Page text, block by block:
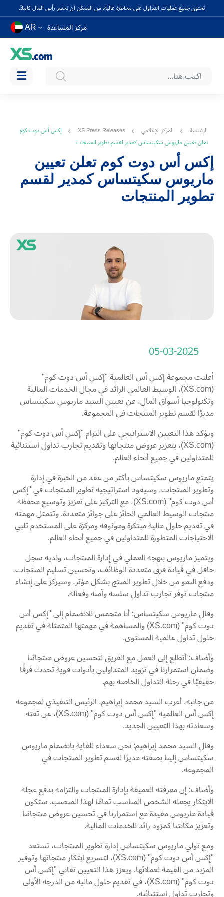
تحتوي جميع عمليات التداول على مخاطرة عالية. من الممكن ان تخسر رأس المال كاملاً.
مركز المساعدة AR
الرئيسية المركز الإعلامي XS Press Releases
إكس أس دوت كوم
تعلن تعيين ماريوس سكيتساس كمدير لقسم تطوير المنتجات
إكس أس دوت كوم تعلن تعيين
ماريوس سكيتساس كمدير لقسم
تطوير المنتجات
05-03-2025
أعلنت مجموعة إكس أس العالمية "إكس أس دوت كوم"
(XS.com)، الوسيط العالمي الرائد في مجال الخدمات المالية
وتكنولوجيا أسواق المال، عن تعيين السيد ماريوس سكيتساس
مديرًا لقسم تطوير المنتجات في المجموعة.
ويؤكد هذا التعيين الاستراتيجي على التزام "إكس أس دوت كوم"
(XS.com)، بتعزيز عروض منتجاتها وتقديم تجارب تداول استثنائية
للمتداولين في جميع أنحاء العالم.
يتمتع ماريوس سكيتساس بأكثر من عقد من الخبرة في إدارة
وتطوير المنتجات، وسيقود استراتيجية تطوير المنتجات في "إكس
أس دوت كوم" (XS.com)، مع التركيز على تعزيز وتوسيع محفظة
منتجات الوسيط العالمي الحائز على جوائز متعددة. وتتمثل مهمته
في تقديم حلول مالية مبتكرة وموثوقة ومركزة على المستخدم تلبي
الاحتياجات المتطورة للمتداولين في جميع أنحاء العالم.
ويتميز ماريوس بنهجه العملي في إدارة المنتجات، ولديه سجل
حافل في قيادة فرق متعددة الوظائف، وتحسين تسليم المنتجات،
ودفع النمو من خلال تطوير المنتج بشكل مؤثر، وسيركز على إنشاء
منتجات توفر تجارب تداول سلسة وآمنة وفعالة.
وقال ماريوس سكيتساس: أنا متحمس للانضمام إلى "إكس أس
دوت كوم" (XS.com) والمساهمة في مهمتها المتمثلة في تقديم
حلول تداول عالمية المستوى.
وأضاف: أتطلع إلى العمل مع الفريق لتحسين عروض منتجاتنا
وضمان استمرارنا في تزويد المتداولين بأدوات قوية تحدث فرقًا
حقيقيًا في رحلة التداول الخاصة بهم.
من جانبه، أعرب السيد محمد إبراهيم، الرئيس التنفيذي لمجموعة
إكس أس العالمية "إكس أس دوت كوم" (XS.com)، عن ثقته
وسعادته بهذا التعيين الجديد.
وقال السيد محمد إبراهيم: نحن سعداء للغاية بانضمام ماريوس
سكيتساس إلينا بصفته مديرًا لقسم تطوير المنتجات في
المجموعة.
وأضاف: إن معرفته العميقة بإدارة المنتجات والتزامه بدفع عجلة
الابتكار يجعله الشخص المناسب تمامًا لهذا المنصب. ستكون
قيادة ماريوس مفيدة مع استمرارنا في تحسين عروض منتجاتنا
وتعزيز مكانتنا كمزود رائد للخدمات المالية.
ومع تولي ماريوس سكيتساس إدارة تطوير المنتجات، تستعد
"إكس أس دوت كوم" (XS.com)، لتسريع ابتكار منتجاتها وتوفير
المزيد من القيمة لعملائها. ويعزز هذا التعيين تفاني "إكس أس
دوت كوم" (XS.com)، في تقديم حلول مالية من الدرجة الأولى